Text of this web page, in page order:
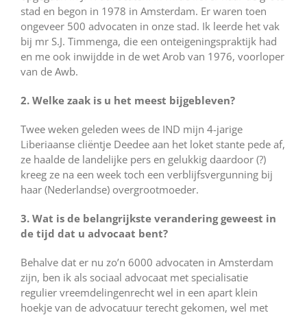
stad en begon in 1978 in Amsterdam. Er waren toen
ongeveer 500 advocaten in onze stad. Ik leerde het vak
bij mr S.J. Timmenga, die een onteigeningspraktijk had
en me ook inwijdde in de wet Arob van 1976, voorloper
van de Awb.
2. Welke zaak is u het meest bijgebleven?
Twee weken geleden wees de IND mijn 4-jarige
Liberiaanse cliëntje Deedee aan het loket stante pede af,
ze haalde de landelijke pers en gelukkig daardoor (?)
kreeg ze na een week toch een verblijfsvergunning bij
haar (Nederlandse) overgrootmoeder.
3. Wat is de belangrijkste verandering geweest in
de tijd dat u advocaat bent?
Behalve dat er nu zo’n 6000 advocaten in Amsterdam
zijn, ben ik als sociaal advocaat met specialisatie
regulier vreemdelingenrecht wel in een apart klein
hoekje van de advocatuur terecht gekomen, wel met